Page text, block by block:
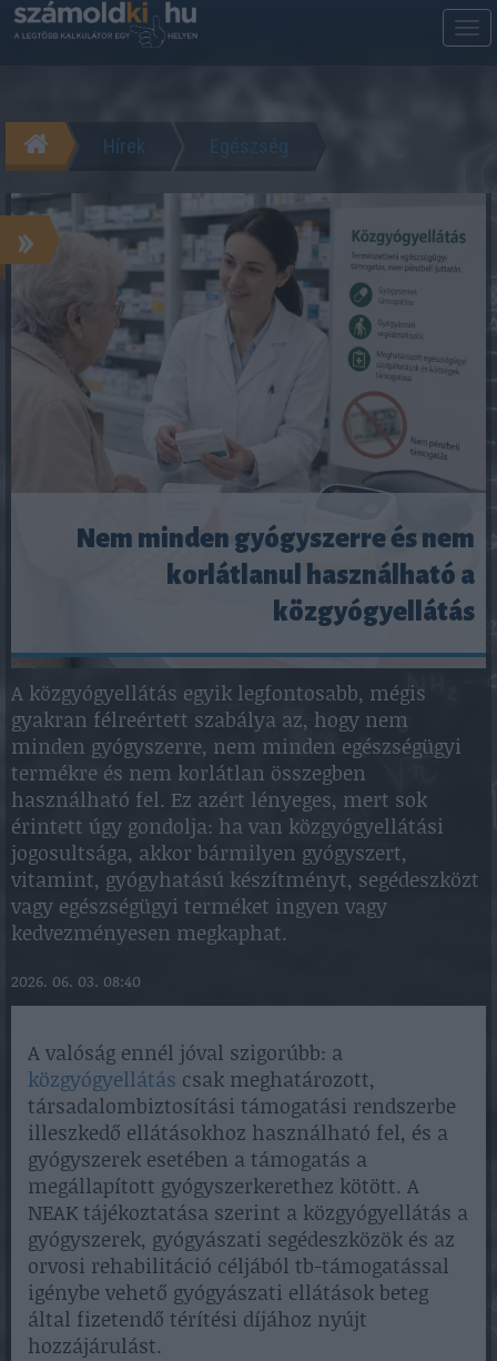
Hírek Egészség
»
Nem minden gyógyszerre és nem
korlátlanul használható a
közgyógyellátás
A közgyógyellátás egyik legfontosabb, mégis
gyakran félreértett szabálya az, hogy nem
minden gyógyszerre, nem minden egészségügyi
termékre és nem korlátlan összegben
használható fel. Ez azért lényeges, mert sok
érintett úgy gondolja: ha van közgyógyellátási
jogosultsága, akkor bármilyen gyógyszert,
vitamint, gyógyhatású készítményt, segédeszközt
vagy egészségügyi terméket ingyen vagy
kedvezményesen megkaphat.
2026. 06. 03. 08:40
A valóság ennél jóval szigorúbb: a
közgyógyellátás csak meghatározott,
társadalombiztosítási támogatási rendszerbe
illeszkedő ellátásokhoz használható fel, és a
gyógyszerek esetében a támogatás a
megállapított gyógyszerkerethez kötött. A
NEAK tájékoztatása szerint a közgyógyellátás a
gyógyszerek, gyógyászati segédeszközök és az
orvosi rehabilitáció céljából tb-támogatással
igénybe vehető gyógyászati ellátások beteg
által fizetendő térítési díjához nyújt
hozzájárulást.